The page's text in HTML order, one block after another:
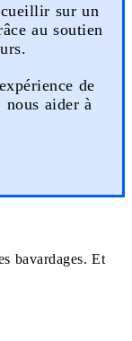
sur un
au soutien
de
aider à
bavardages. Et